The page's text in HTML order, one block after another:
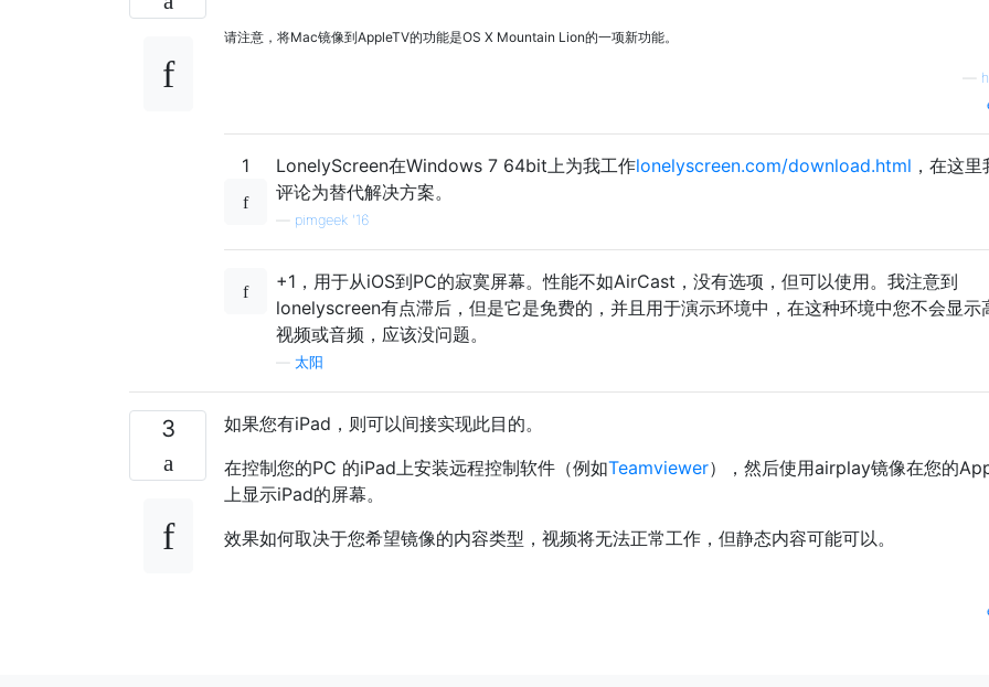
请注意，将Mac镜像到AppleTV的功能是OS X Mountain Lion的一项新功能。
1 LonelyScreen在Windows 7 64bit上为我工作lonelyscreen.com/download.html ，在这
评论为替代解决方案。
pimgeek '16
+1，用于从iOS到PC的寂寞屏幕。性能不如AirCast，没有选项，但可以使用。我注意到
lonelyscreen有点滞后，但是它是免费的，并且用于演示环境中，在这种环境中您不会显示
视频或音频，应该没问题。
太阳
3
如果您有iPad，则可以间接实现此目的。
在控制您的PC 的iPad上安装远程控制软件（例如Teamviewer），然后使用airplay镜像在您的
上显示iPad的屏幕。
效果如何取决于您希望镜像的内容类型，视频将无法正常工作，但静态内容可能可以。